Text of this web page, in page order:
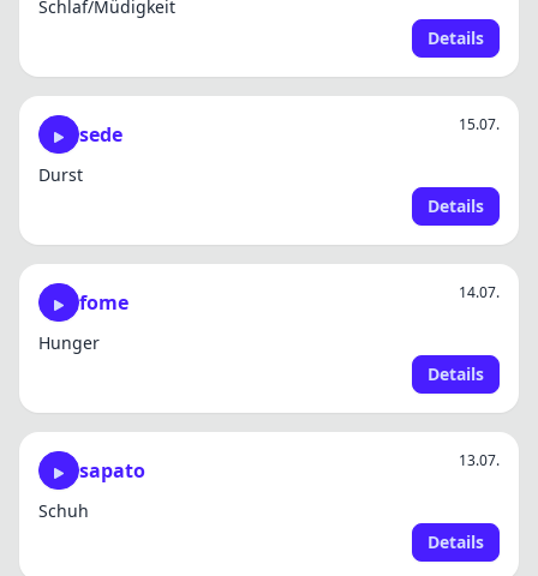
Schlaf/Müdigkeit
Details
sede 15.07.
Durst
Details
fome 14.07.
Hunger
Details
sapato 13.07.
Schuh
Details